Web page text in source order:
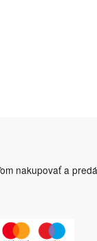
nakupovať a